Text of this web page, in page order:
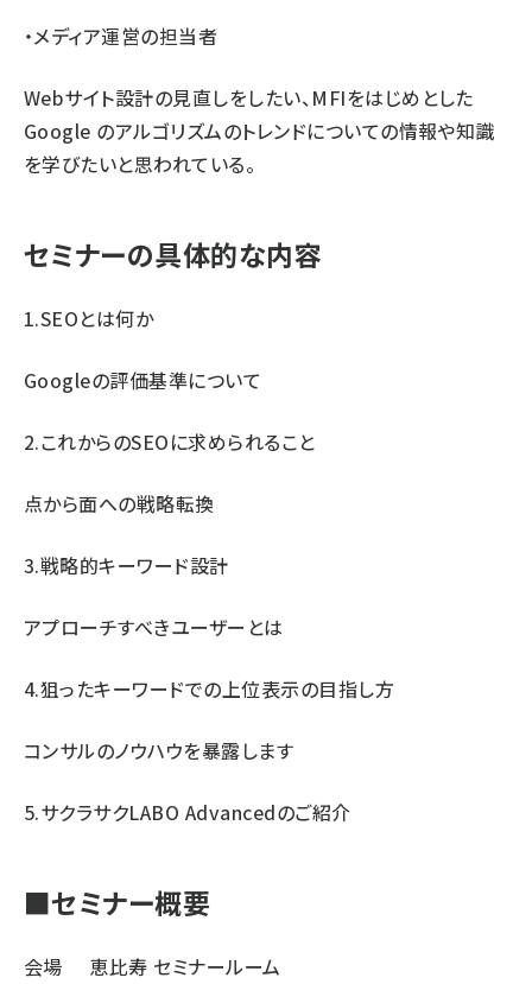
・メディア運営の担当者
Webサイト設計の見直しをしたい、MFIをはじめとした
Google のアルゴリズムのトレンドについての情報や知識
を学びたいと思われている。
セミナーの具体的な内容
1.SEOとは何か
Googleの評価基準について
2.これからのSEOに求められること
点から面への戦略転換
3.戦略的キーワード設計
アプローチすべきユーザーとは
4.狙ったキーワードでの上位表示の目指し方
コンサルのノウハウを暴露します
5.サクラサクLABO Advancedのご紹介
■セミナー概要
会場 恵比寿 セミナールーム